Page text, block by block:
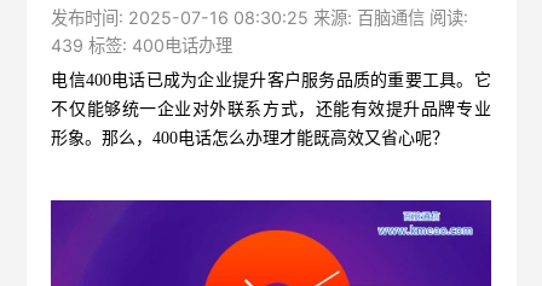
发布时间: 2025-07-16 08:30:25 来源: 百脑通信 阅读:
439 标签: 400电话办理
电信400电话 已成为企业提升客户服务品质的重要工具。它
不仅能够统一企业对外联系方式，还能有效提升品牌专业
形象。那么，400电话怎么办理才能既高效又省心呢？